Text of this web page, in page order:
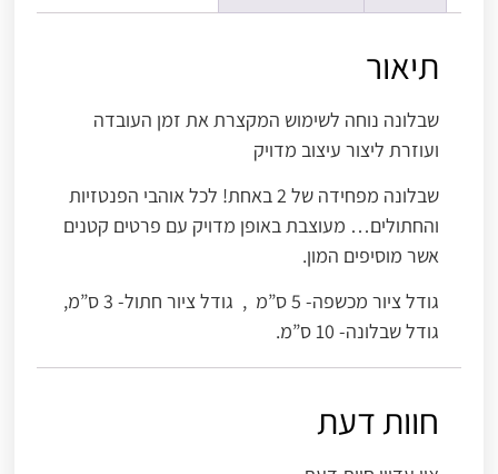
תיאור
שבלונה נוחה לשימוש המקצרת את זמן העובדה
ועוזרת ליצור עיצוב מדויק
שבלונה מפחידה של 2 באחת! לכל אוהבי הפנטזיות
והחתולים… מעוצבת באופן מדויק עם פרטים קטנים
אשר מוסיפים המון.
גודל ציור מכשפה- 5 ס”מ , גודל ציור חתול- 3 ס”מ,
גודל שבלונה- 10 ס”מ.
חוות דעת